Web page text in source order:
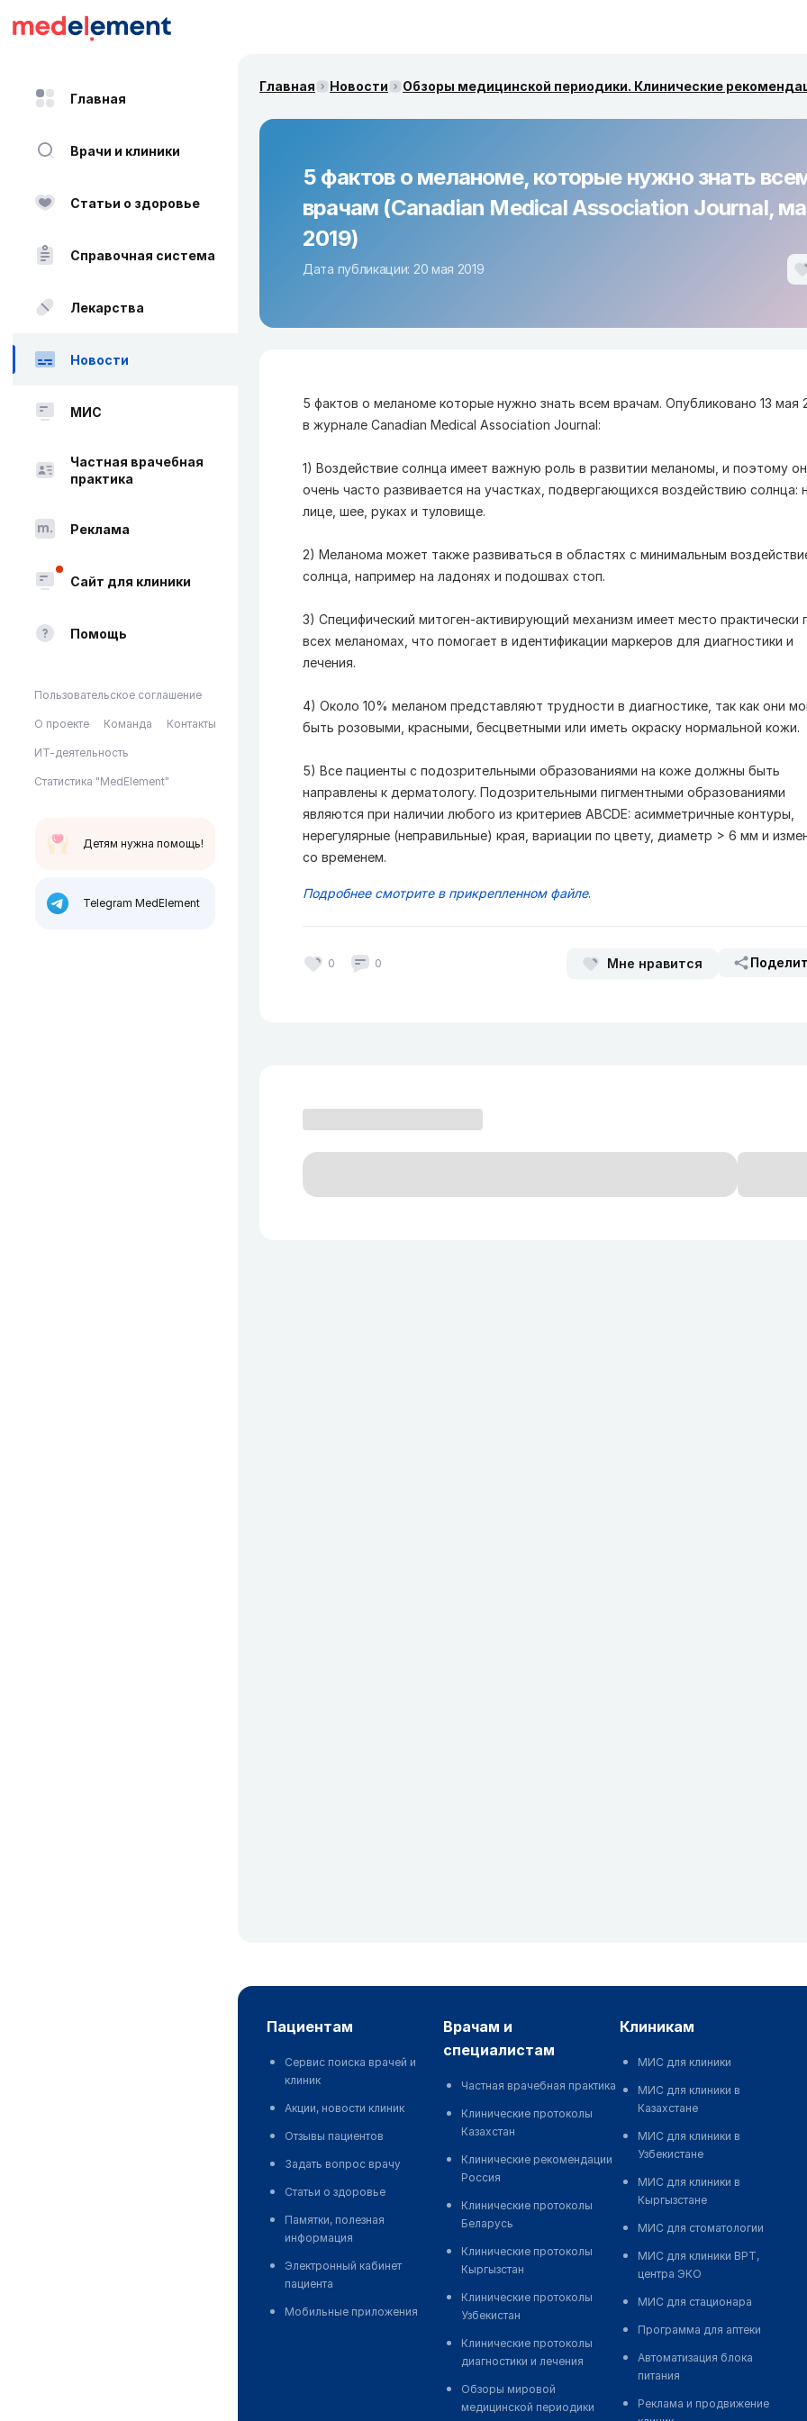
Главная
Врачи и клиники
Статьи о здоровье
Справочная система
Лекарства
Новости
МИС
Частная врачебная
практика
Реклама
Сайт для клиники
Помощь
Пользовательское соглашение
О проекте Команда Контакты
ИТ-деятельность
Статистика "MedElement"
Детям нужна помощь!
Telegram MedElement
Главная Новости Обзоры медицинской периодики. Клинические
5 фактов о меланоме, которые нужно знать
врачам (Canadian Medical Association Journal,
2019)
Дата публикации: 20 мая 2019
5 фактов о меланоме которые нужно знать всем врачам. Опубликовано 13 мая
в журнале Canadian Medical Association Journal:
1) Воздействие солнца имеет важную роль в развитии меланомы, и поэтому
очень часто развивается на участках, подвергающихся воздействию солнца:
лице, шее, руках и туловище.
2) Меланома может также развиваться в областях с минимальным
солнца, например на ладонях и подошвах стоп.
3) Специфический митоген-активирующий механизм имеет место практически
всех меланомах, что помогает в идентификации маркеров для диагностики и
лечения.
4) Около 10% меланом представляют трудности в диагностике, так как они
быть розовыми, красными, бесцветными или иметь окраску нормальной кожи.
5) Все пациенты с подозрительными образованиями на коже должны быть
направлены к дерматологу. Подозрительными пигментными образованиями
являются при наличии любого из критериев ABCDE: асимметричные контуры,
нерегулярные (неправильные) края, вариации по цвету, диаметр > 6 мм и
со временем.
Подробнее смотрите в прикрепленном файле.
0 0 Мне нравится
пациентам
Сервис поиска врачей и
клиник
Акции, новости клиник
Отзывы пациентов
Задать вопрос врачу
Статьи о здоровье
Памятки, полезная
информация
Электронный кабинет
пациента
Мобильные приложения
врачам и
специалистам
Частная врачебная практика
Клинические протоколы
Казахстан
Клинические рекомендации
Россия
Клинические протоколы
Беларусь
Клинические протоколы
Кыргызстан
Клинические протоколы
Узбекистан
Клинические протоколы
диагностики и лечения
Обзоры мировой
медицинской периодики
клиникам
МИС для клиники
МИС для клиники в
Казахстане
МИС для клиники в
Узбекистане
МИС для клиники в
Кыргызстане
МИС для стоматологии
МИС для клиники ВРТ,
центра ЭКО
МИС для стационара
Программа для аптеки
Автоматизация блока
питания
Реклама и продвижение